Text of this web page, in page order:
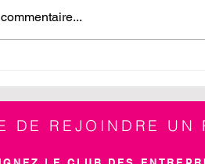
2025
DE REJOINDRE UN